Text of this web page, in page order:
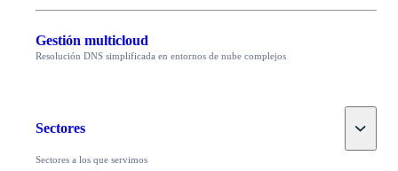
Gestión multicloud
Resolución DNS simplificada en entornos de nube complejos
Sectores Toggle
Sectores a los que servimos